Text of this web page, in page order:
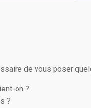
de vous poser
on ?
?